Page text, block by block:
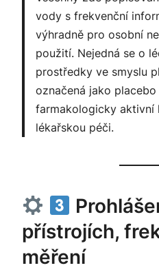
vody s frekvenční
výhradně pro osobní
použití. Nejedná se o
prostředky ve smyslu
označená jako
farmakologicky aktivní
lékařskou péči.
přístrojích,
měření